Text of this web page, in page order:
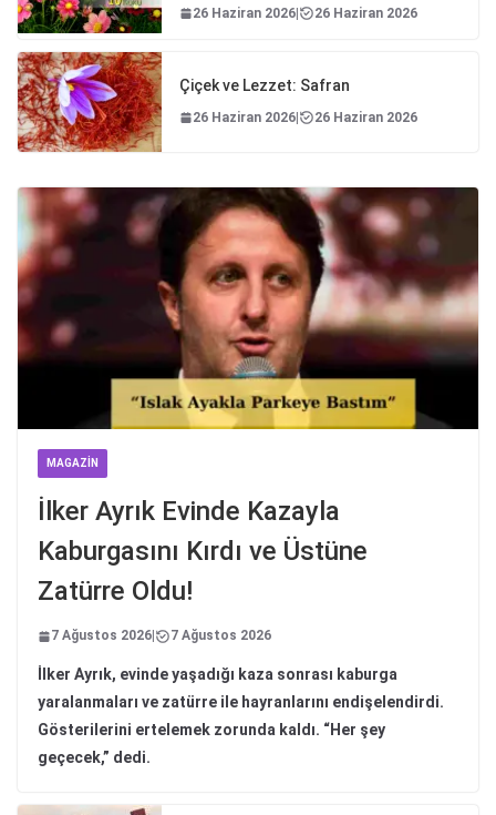
26 Haziran 2026| 26 Haziran 2026
Çiçek ve Lezzet: Safran
26 Haziran 2026| 26 Haziran 2026
MAGAZIN
İlker Ayrık Evinde Kazayla
Kaburgasını Kırdı ve Üstüne
Zatürre Oldu!
7 Ağustos 2026 7 Ağustos 2026
İlker Ayrık, evinde yaşadığı kaza sonrası kaburga
yaralanmaları ve zatürre ile hayranlarını endişelendirdi.
Gösterilerini ertelemek zorunda kaldı. “Her şey
geçecek,” dedi.